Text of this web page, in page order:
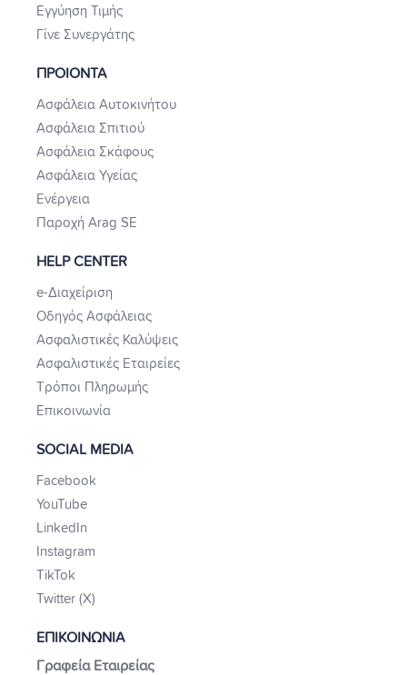
Εγγύηση Τιμής
Γίνε Συνεργάτης
ΠΡΟΙΟΝΤΑ
Ασφάλεια Αυτοκινήτου
Ασφάλεια Σπιτιού
Ασφάλεια Σκάφους
Ασφάλεια Υγείας
Ενέργεια
Παροχή Arag SE
HELP CENTER
e-Διαχείριση
Οδηγός Ασφάλειας
Ασφαλιστικές Καλύψεις
Ασφαλιστικές Εταιρείες
Τρόποι Πληρωμής
Επικοινωνία
SOCIAL MEDIA
Facebook
YouTube
LinkedIn
Instagram
TikTok
Twitter (X)
ΕΠΙΚΟΙΝΩΝΙΑ
Γραφεία Εταιρείας